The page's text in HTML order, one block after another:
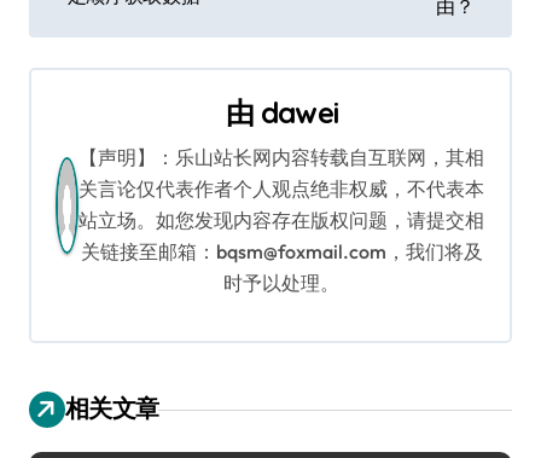
导
由？
由 dawei
【声明】：乐山站长网内容转载自互联网，其相
关言论仅代表作者个人观点绝非权威，不代表本
站立场。如您发现内容存在版权问题，请提交相
关链接至邮箱：bqsm@foxmail.com，我们将及
时予以处理。
相关文章